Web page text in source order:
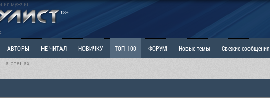
мужчин
18+
АВТОРЫ НЕ ЧИТАЛ НОВИЧКУ ТОП-100 ФОРУМ Новые темы Свежие сообщения
стенах